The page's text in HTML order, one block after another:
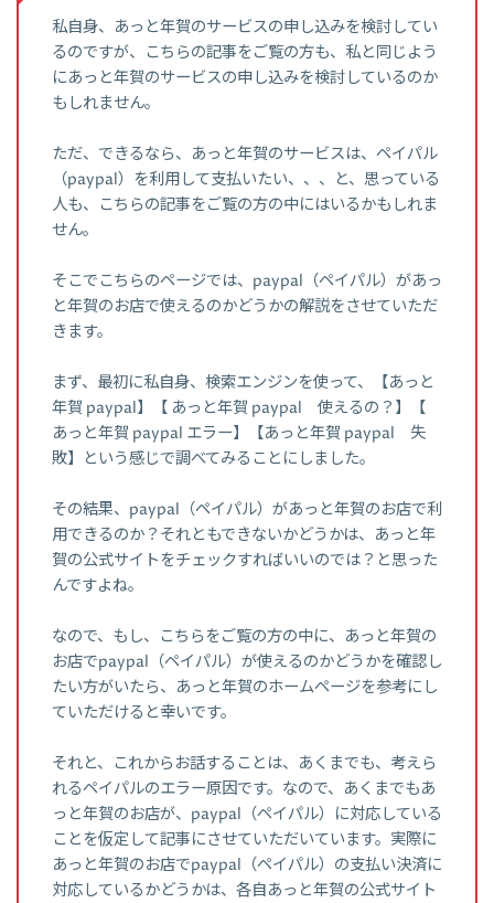
私自身、あっと年賀のサービスの申し込みを検討してい
るのですが、こちらの記事をご覧の方も、私と同じよう
にあっと年賀のサービスの申し込みを検討しているのか
もしれません。
ただ、できるなら、あっと年賀のサービスは、ペイパル
（paypal）を利用して支払いたい、、、と、思っている
人も、こちらの記事をご覧の方の中にはいるかもしれま
せん。
そこでこちらのページでは、paypal（ペイパル）があっ
と年賀のお店で使えるのかどうかの解説をさせていただ
きます。
まず、最初に私自身、検索エンジンを使って、【あっと
年賀 paypal】【 あっと年賀 paypal 使えるの？】【
あっと年賀 paypal エラー】【あっと年賀 paypal 失
敗】という感じで調べてみることにしました。
その結果、paypal（ペイパル）があっと年賀のお店で利
用できるのか？それともできないかどうかは、あっと年
賀の公式サイトをチェックすればいいのでは？と思った
んですよね。
なので、もし、こちらをご覧の方の中に、あっと年賀の
お店でpaypal（ペイパル）が使えるのかどうかを確認し
たい方がいたら、あっと年賀のホームページを参考にし
ていただけると幸いです。
それと、これからお話することは、あくまでも、考えら
れるペイパルのエラー原因です。なので、あくまでもあ
っと年賀のお店が、paypal（ペイパル）に対応している
ことを仮定して記事にさせていただいています。実際に
あっと年賀のお店でpaypal（ペイパル）の支払い決済に
対応しているかどうかは、各自あっと年賀の公式サイト